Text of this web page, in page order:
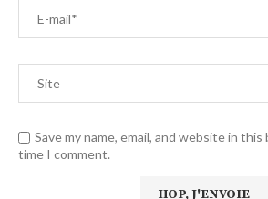
Save my name, email, and website in
time I comment.